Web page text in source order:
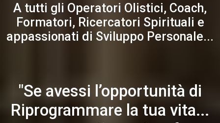
A tutti gli Operatori Olistici, Coach,
Formatori, Ricercatori Spirituali e
appassionati di Sviluppo Personale...
"Se avessi l’opportunità di
Riprogrammare la tua vita...